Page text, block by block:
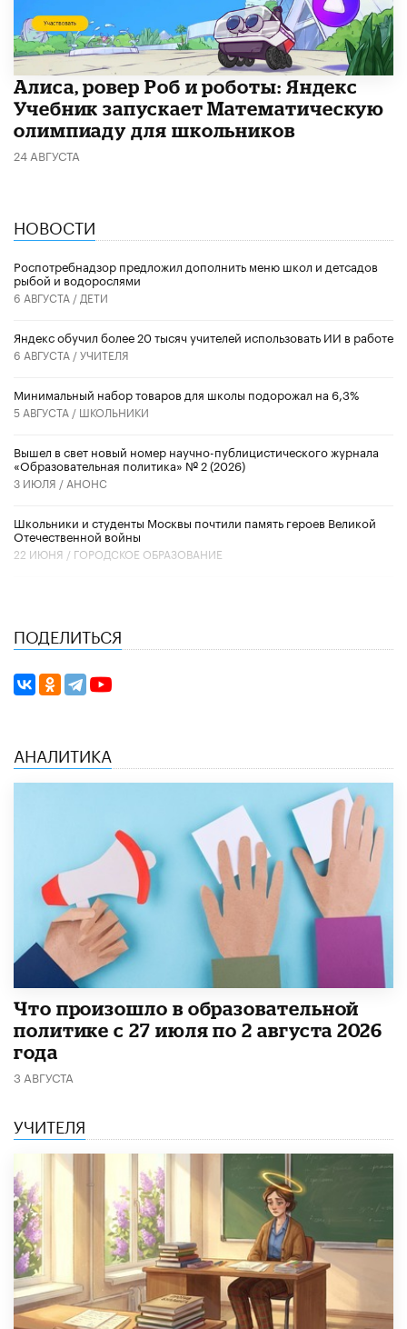
Алиса, ровер Роб и роботы: Яндекс
Учебник запускает Математическую
олимпиаду для школьников
24 АВГУСТА
НОВОСТИ
Роспотребнадзор предложил дополнить меню школ и детсадов
рыбой и водорослями
6 АВГУСТА / ДЕТИ
​Яндекс обучил более 20 тысяч учителей использовать ИИ в работе
6 АВГУСТА /УЧИТЕЛЯ
Минимальный набор товаров для школы подорожал на 6,3%
5 АВГУСТА / ШКОЛЬНИКИ
Вышел в свет новый номер научно-публицистического журнала
«Образовательная политика» № 2 (2026)
3 ИЮЛЯ / АНОНС
Школьники и студенты Москвы почтили память героев Великой
Отечественной войны
22 ИЮНЯ / ГОРОДСКОЕ ОБРАЗОВАНИЕ
ПОДЕЛИТЬСЯ
АНАЛИТИКА
​Что произошло в образовательной
политике с 27 июля по 2 августа 2026
года
3 АВГУСТА
УЧИТЕЛЯ